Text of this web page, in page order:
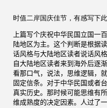
时值二岸国庆佳节，有感写下此
上篇写个庆祝中华民国立国一
陆地区为主。这个判断是根据
话风格与大陆地区读者说话风
自大陆地区读者来到海外后逐
看那口气，说法，思维逻辑，
固定信条。对于中华民国或者
真实历史。那时候可能思维有
维成熟度的决定因素。人过了